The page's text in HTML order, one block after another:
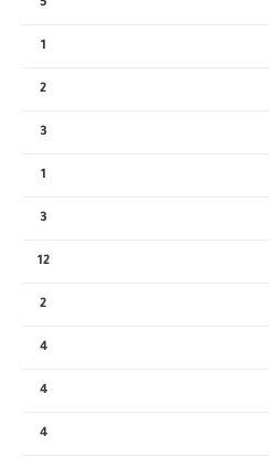
5
1
2
3
1
3
12
2
4
4
4